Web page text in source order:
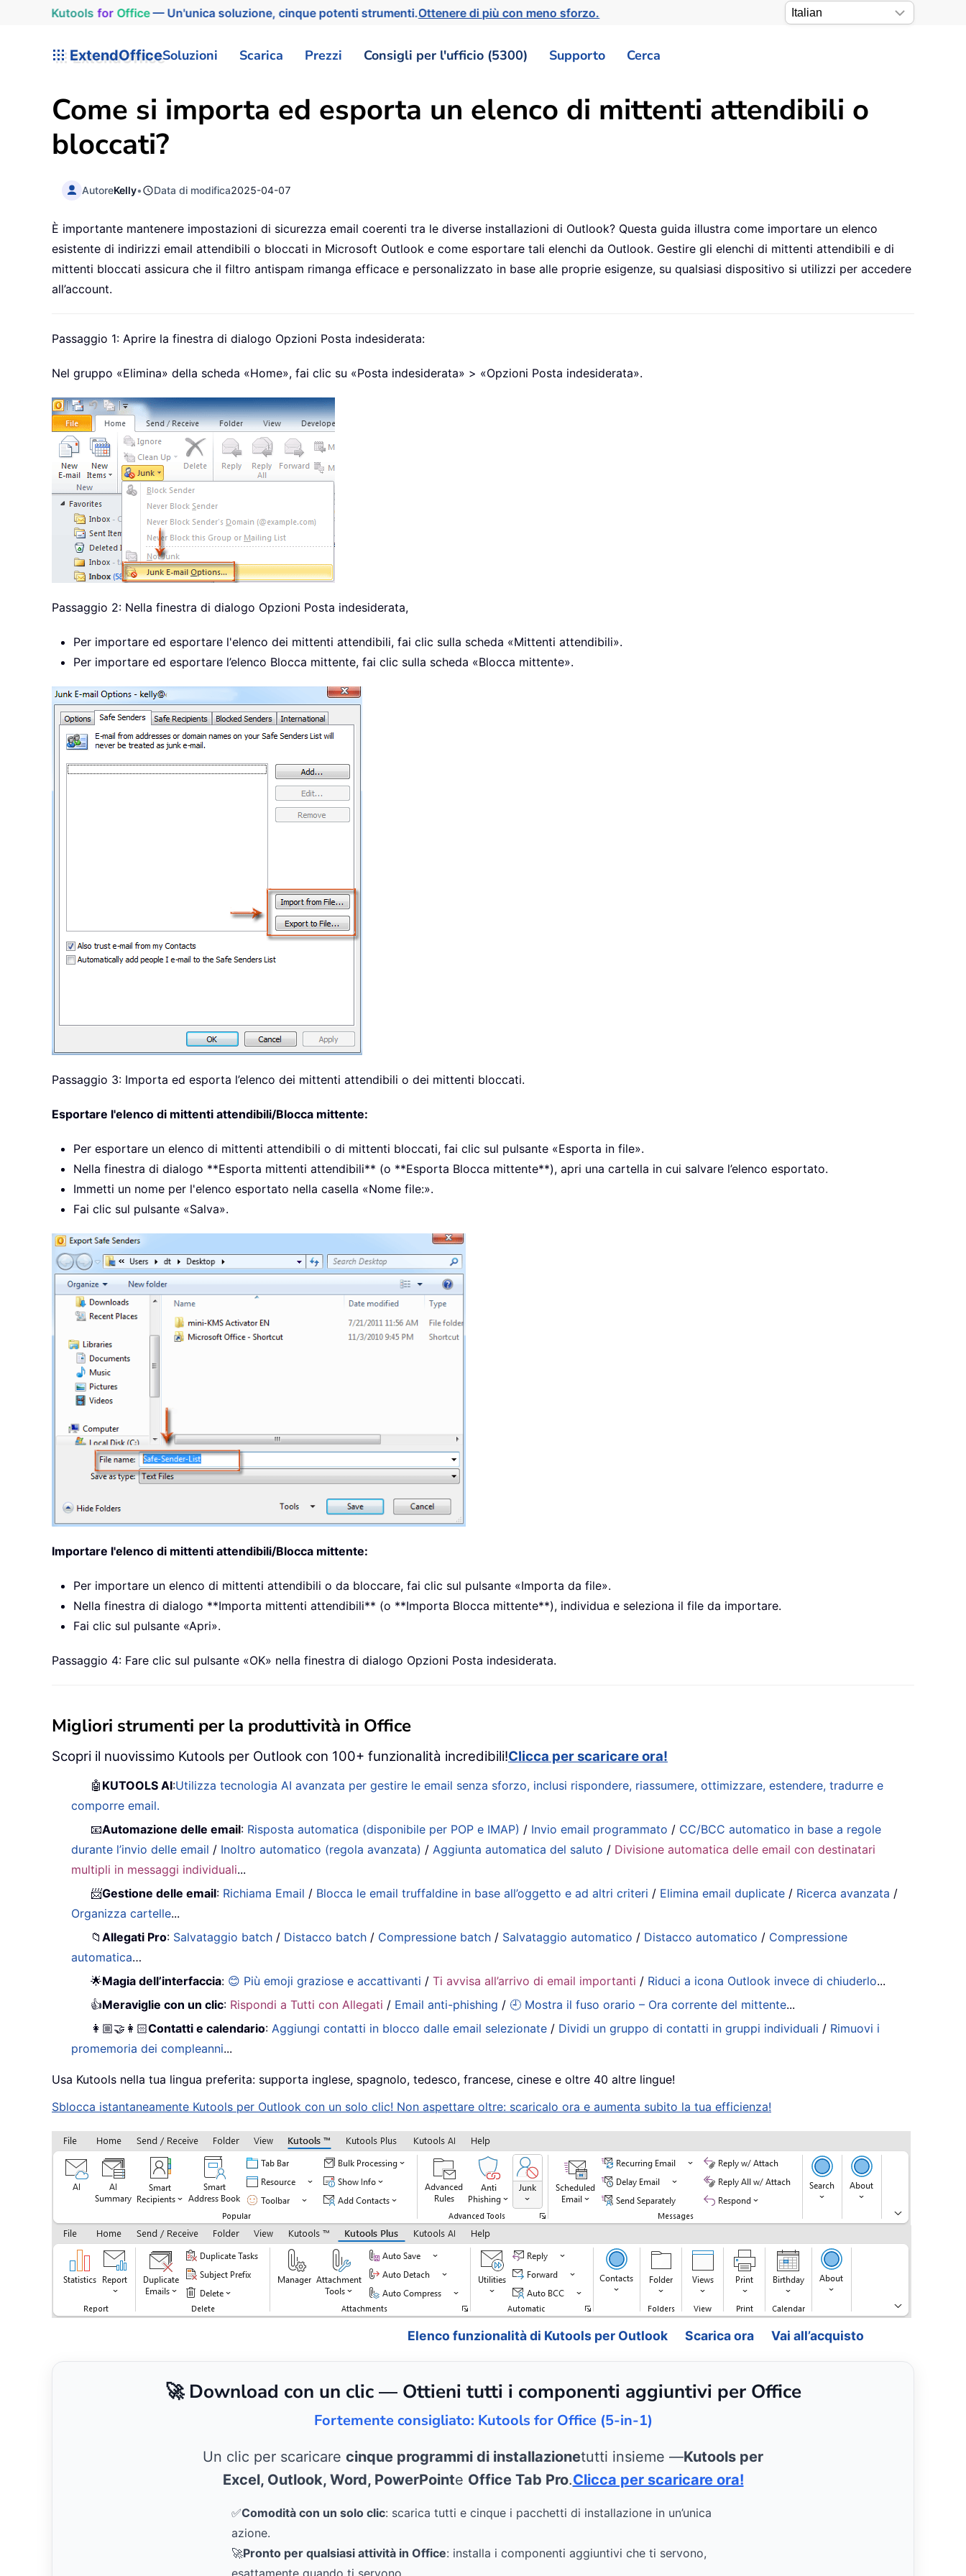
Kutools for Office— Un'unica soluzione, cinque potenti strumenti.Ottenere di più con meno sforzo.
ExtendOfficeSoluzioni Scarica Prezzi Consigli per l'ufficio (5300) Supporto Cerca
Come si importa ed esporta un elenco di mittenti attendibili o
bloccati?
AutoreKelly• Data di modifica2025-04-07
È importante mantenere impostazioni di sicurezza email coerenti tra le diverse installazioni di Outlook? Questa guida illustra come importare un elenco
esistente di indirizzi email attendibili o bloccati in Microsoft Outlook e come esportare tali elenchi da Outlook. Gestire gli elenchi di mittenti attendibili e di
mittenti bloccati assicura che il filtro antispam rimanga efficace e personalizzato in base alle proprie esigenze, su qualsiasi dispositivo si utilizzi per accedere
all’account.
Passaggio 1: Aprire la finestra di dialogo Opzioni Posta indesiderata:
Nel gruppo «Elimina» della scheda «Home», fai clic su «Posta indesiderata» > «Opzioni Posta indesiderata».
Passaggio 2: Nella finestra di dialogo Opzioni Posta indesiderata,
Per importare ed esportare l'elenco dei mittenti attendibili, fai clic sulla scheda «Mittenti attendibili».
Per importare ed esportare l’elenco Blocca mittente, fai clic sulla scheda «Blocca mittente».
Passaggio 3: Importa ed esporta l’elenco dei mittenti attendibili o dei mittenti bloccati.
Esportare l'elenco di mittenti attendibili/Blocca mittente:
Per esportare un elenco di mittenti attendibili o di mittenti bloccati, fai clic sul pulsante «Esporta in file».
Nella finestra di dialogo **Esporta mittenti attendibili** (o **Esporta Blocca mittente**), apri una cartella in cui salvare l’elenco esportato.
Immetti un nome per l'elenco esportato nella casella «Nome file:».
Fai clic sul pulsante «Salva».
Importare l'elenco di mittenti attendibili/Blocca mittente:
Per importare un elenco di mittenti attendibili o da bloccare, fai clic sul pulsante «Importa da file».
Nella finestra di dialogo **Importa mittenti attendibili** (o **Importa Blocca mittente**), individua e seleziona il file da importare.
Fai clic sul pulsante «Apri».
Passaggio 4: Fare clic sul pulsante «OK» nella finestra di dialogo Opzioni Posta indesiderata.
Migliori strumenti per la produttività in Office
Scopri il nuovissimo Kutools per Outlook con 100+ funzionalità incredibili!Clicca per scaricare ora!
🤖 KUTOOLS AI:Utilizza tecnologia AI avanzata per gestire le email senza sforzo, inclusi rispondere, riassumere, ottimizzare, estendere, tradurre e
comporre email.
📧Automazione delle email: Risposta automatica (disponibile per POP e IMAP) / Invio email programmato / CC/BCC automatico in base a regole
durante l’invio delle email / Inoltro automatico (regola avanzata) /Aggiunta automatica del saluto / Divisione automatica delle email con destinatari
multipli in messaggi individuali...
📨Gestione delle email: Richiama Email / Blocca le email truffaldine in base all’oggetto e ad altri criteri / Elimina email duplicate / Ricerca avanzata /
Organizza cartelle...
📁Allegati Pro: Salvataggio batch / Distacco batch / Compressione batch / Salvataggio automatico / Distacco automatico / Compressione
automatica…
🌟Magia dell’interfaccia: 😊 Più emoji graziose e accattivanti /Ti avvisa all’arrivo di email importanti / Riduci a icona Outlook invece di chiuderlo...
👍Meraviglie con un clic: Rispondi a Tutti con Allegati / Email anti-phishing / 🕘 Mostra il fuso orario – Ora corrente del mittente...
👩🏼‍🤝‍👩🏻Contatti e calendario:Aggiungi contatti in blocco dalle email selezionate / Dividi un gruppo di contatti in gruppi individuali / Rimuovi i
promemoria dei compleanni...
Usa Kutools nella tua lingua preferita: supporta inglese, spagnolo, tedesco, francese, cinese e oltre 40 altre lingue!
Sblocca istantaneamente Kutools per Outlook con un solo clic! Non aspettare oltre: scaricalo ora e aumenta subito la tua efficienza!
Elenco funzionalità di Kutools per Outlook Scarica ora Vai all’acquisto
🚀 Download con un clic — Ottieni tutti i componenti aggiuntivi per Office
Fortemente consigliato: Kutools for Office (5-in-1)
Un clic per scaricare cinque programmi di installazionetutti insieme —Kutools per
Excel, Outlook, Word, PowerPointe Office Tab Pro.Clicca per scaricare ora!
✅Comodità con un solo clic: scarica tutti e cinque i pacchetti di installazione in un’unica
azione.
🚀Pronto per qualsiasi attività in Office: installa i componenti aggiuntivi che ti servono,